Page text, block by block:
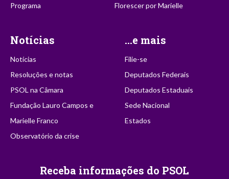
Programa
Florescer por Marielle
Notícias
Notícias
Resoluções e notas
PSOL na Câmara
Fundação Lauro Campos e
Marielle Franco
Observatório da crise
...e mais
Filie-se
Deputados Federais
Deputados Estaduais
Sede Nacional
Estados
Receba informações do PSOL